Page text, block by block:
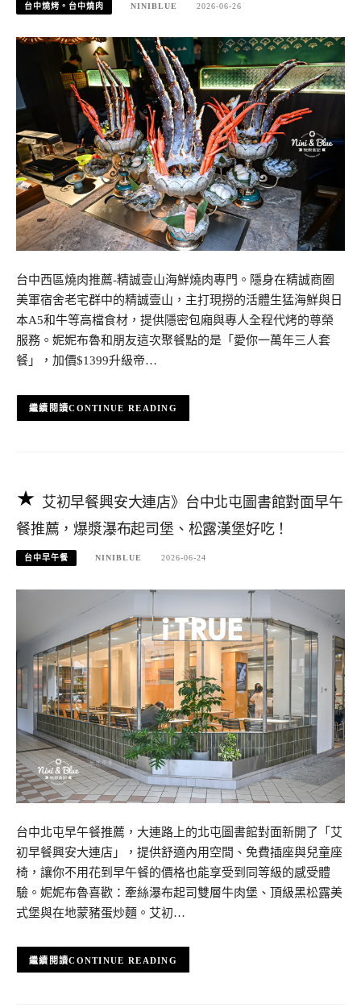
台中燒烤。台中燒肉 NINIBLUE 2026-06-26
台中西區燒肉推薦-精誠壹山海鮮燒肉專門。隱身在精誠商圈
美軍宿舍老宅群中的精誠壹山，主打現撈的活體生猛海鮮與日
本A5和牛等高檔食材，提供隱密包廂與專人全程代烤的尊榮
服務。妮妮布魯和朋友這次聚餐點的是「愛你一萬年三人套
餐」，加價$1399升級帝…
CONTINUE READING
艾初早餐興安大連店》台中北屯圖書館對面早午
餐推薦，爆漿瀑布起司堡、松露漢堡好吃！
台中早午餐 NINIBLUE 2026-06-24
台中北屯早午餐推薦，大連路上的北屯圖書館對面新開了「艾
初早餐興安大連店」，提供舒適內用空間、免費插座與兒童座
椅，讓你不用花到早午餐的價格也能享受到同等級的感受體
驗。妮妮布魯喜歡：牽絲瀑布起司雙層牛肉堡、頂級黑松露美
式堡與在地蒙豬蛋炒麵。艾初…
CONTINUE READING